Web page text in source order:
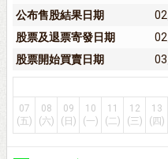
公布售股結果日期
股票及退票寄發日期
股票開始買賣日期
07
(五)
08
(六)
09
(日)
10
(一)
11
(二)
12
(三)
13
(四)